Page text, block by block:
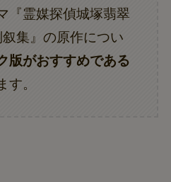
『霊媒探偵城塚翡翠
版がおすすめである
す。